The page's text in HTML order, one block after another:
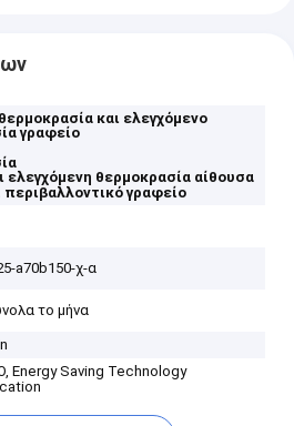
και ελεγχόμενο
γραφείο
ελεγχόμενη θερμοκρασία αίθουσα
περιβαλλοντικό γραφείο
a70b150-χ-α
το μήνα
Energy Saving Technology